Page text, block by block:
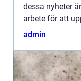
dessa nyheter
arbete för att
staden. I
admin